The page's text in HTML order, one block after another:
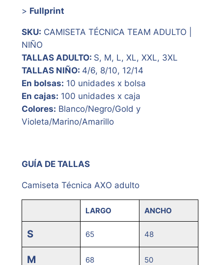
> Fullprint
SKU: CAMISETA TÉCNICA TEAM ADULTO |
NIÑO
TALLAS ADULTO: S, M, L, XL, XXL, 3XL
TALLAS NIÑO: 4/6, 8/10, 12/14
En bolsas: 10 unidades x bolsa
En cajas: 100 unidades x caja
Colores: Blanco/Negro/Gold y
Violeta/Marino/Amarillo
GUÍA DE TALLAS
Camiseta Técnica AXO adulto
LARGO ANCHO
S 65 48
M 68 50